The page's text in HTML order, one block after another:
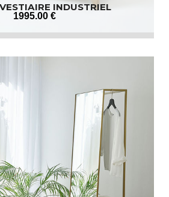
INDUSTRIEL
1995.00 €